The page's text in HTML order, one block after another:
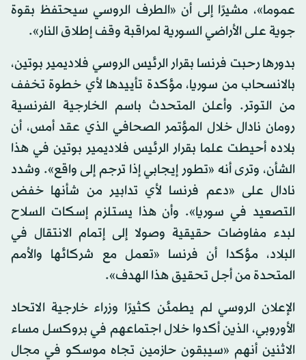
عموما»، مشيرًا إلى أن «الطرف الروسي سيحتفظ بقوة
جوية على الأراضي السورية لمراقبة وقف إطلاق النار».
بدورها رحبت فرنسا بقرار الرئيس الروسي فلاديمير بوتين،
بالانسحاب من سوريا، مؤكدة تأييدها لأي خطوة تخفف
من التوتر. وأعلن المتحدث باسم الخارجية الفرنسية
رومان نادال خلال المؤتمر الصحافي الذي عقد أمس، أن
بلاده أحيطت علما بقرار الرئيس فلاديمير بوتين في هذا
الشأن، وترى أنه «تطور إيجابي إذا ترجم إلى واقع». وشدد
نادال على «دعم فرنسا لأي تدابير من شأنها خفض
التصعيد في سوريا». وأن هذا يستلزم إسكات السلاح
لبدء مفاوضات حقيقية وصولا إلى إتمام الانتقال في
البلاد، مؤكدا أن فرنسا «تعمل مع شركائها والأمم
المتحدة من أجل تحقيق هذا الهدف».
الإعلان الروسي لم يطمئن كثيرًا وزراء خارجية الاتحاد
الأوروبي، الذين أكدوا خلال اجتماعهم في بروكسل مساء
الاثنين أنهم «سيبقون حازمين تجاه موسكو في مجال